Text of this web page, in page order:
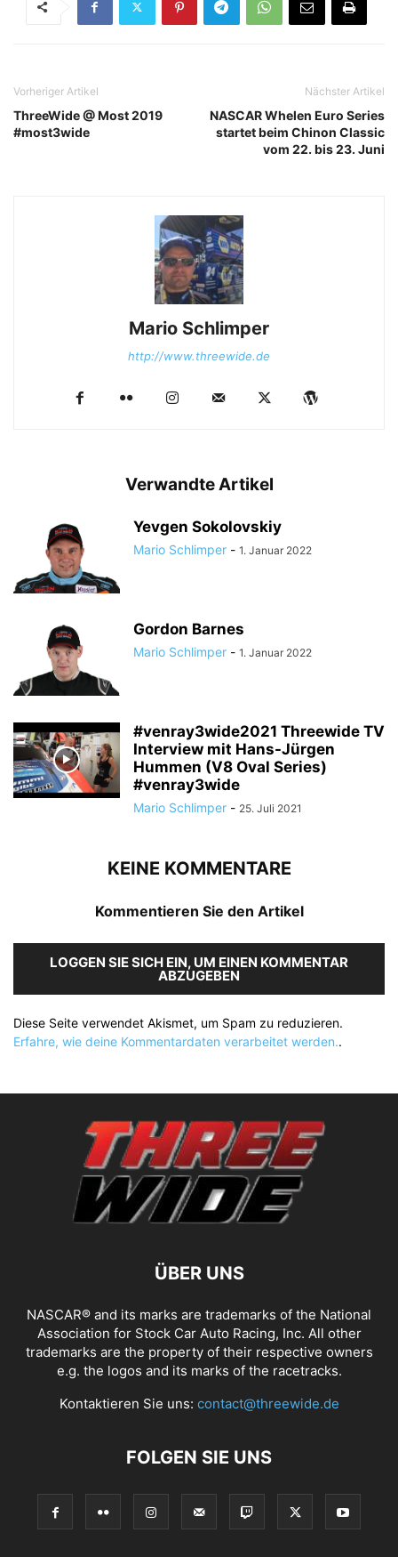
Vorheriger Artikel
ThreeWide @ Most 2019
#most3wide
Nächster Artikel
NASCAR Whelen Euro Series
startet beim Chinon Classic
vom 22. bis 23. Juni
Mario Schlimper
http://www.threewide.de
Verwandte Artikel
Yevgen Sokolovskiy
Mario Schlimper - 1. Januar 2022
Gordon Barnes
Mario Schlimper - 1. Januar 2022
#venray3wide2021 Threewide TV
Interview mit Hans-Jürgen
Hummen (V8 Oval Series)
#venray3wide
Mario Schlimper - 25. Juli 2021
KEINE KOMMENTARE
Kommentieren Sie den Artikel
LOGGEN SIE SICH EIN, UM EINEN KOMMENTAR
ABZUGEBEN
Diese Seite verwendet Akismet, um Spam zu reduzieren.
Erfahre, wie deine Kommentardaten verarbeitet werden..
ÜBER UNS
NASCAR® and its marks are trademarks of the National
Association for Stock Car Auto Racing, Inc. All other
trademarks are the property of their respective owners
e.g. the logos and its marks of the racetracks.
Kontaktieren Sie uns: contact@threewide.de
FOLGEN SIE UNS